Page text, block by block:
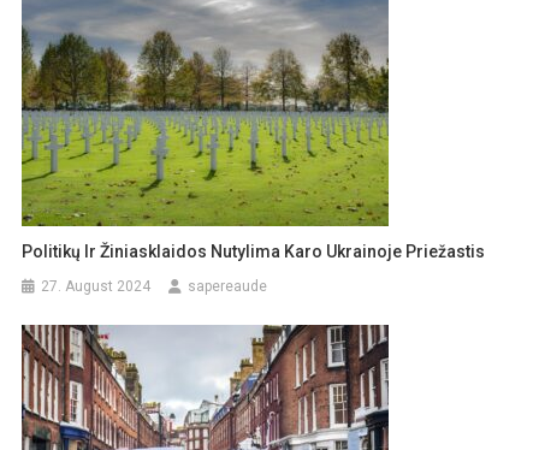
Politikų Ir Žiniasklaidos Nutylima Karo Ukrainoje Priežastis
27. August 2024 sapereaude